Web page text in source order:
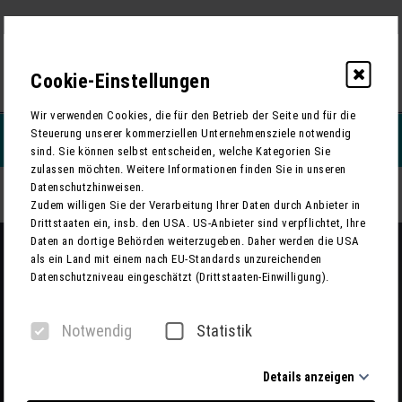
REISEFILTERN
Jakub Józef Orliński in der Elbphilharmonie
Cookie-Einstellungen
Wir verwenden Cookies, die für den Betrieb der Seite und für die
Steuerung unserer kommerziellen Unternehmensziele notwendig
sind. Sie können selbst entscheiden, welche Kategorien Sie
zulassen möchten. Weitere Informationen finden Sie in unseren
Datenschutzhinweisen.
Zudem willigen Sie der Verarbeitung Ihrer Daten durch Anbieter in
Drittstaaten ein, insb. den USA. US-Anbieter sind verpflichtet, Ihre
Daten an dortige Behörden weiterzugeben. Daher werden die USA
als ein Land mit einem nach EU-Standards unzureichenden
Datenschutzniveau eingeschätzt (Drittstaaten-Einwilligung).
Notwendig Statistik
Details anzeigen